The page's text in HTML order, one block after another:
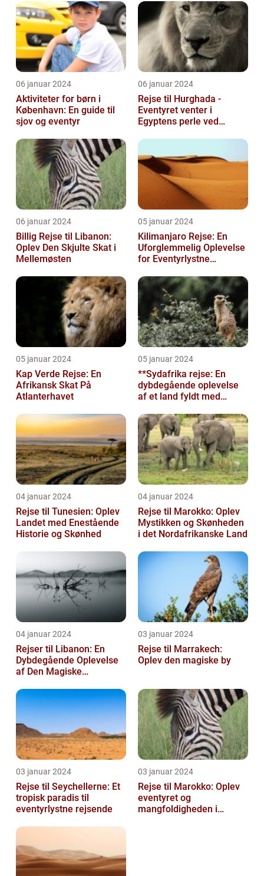
06 januar 2024
Aktiviteter for børn i
København: En guide til
sjov og eventyr
06 januar 2024
Rejse til Hurghada -
Eventyret venter i
Egyptens perle ved
06 januar 2024
Billig Rejse til Libanon:
Oplev Den Skjulte Skat i
Mellemøsten
05 januar 2024
Kilimanjaro Rejse: En
Uforglemmelig Oplevelse
for Eventyrlystne
05 januar 2024
Kap Verde Rejse: En
Afrikansk Skat På
Atlanterhavet
05 januar 2024
**Sydafrika rejse: En
dybdegående oplevelse
af et land fyldt med
04 januar 2024
Rejse til Tunesien: Oplev
Landet med Enestående
Historie og Skønhed
04 januar 2024
Rejse til Marokko: Oplev
Mystikken og Skønheden
i det Nordafrikanske Land
04 januar 2024
Rejser til Libanon: En
Dybdegående Oplevelse
af Den Magiske
03 januar 2024
Rejse til Marrakech:
Oplev den magiske by
03 januar 2024
Rejse til Seychellerne: Et
tropisk paradis til
eventyrlystne rejsende
03 januar 2024
Rejse til Marokko: Oplev
eventyret og
mangfoldigheden i